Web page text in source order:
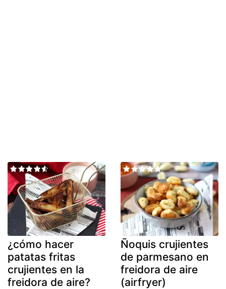
¿cómo hacer
patatas fritas
crujientes en la
freidora de aire?
Ñoquis crujientes
de parmesano en
freidora de aire
(airfryer)